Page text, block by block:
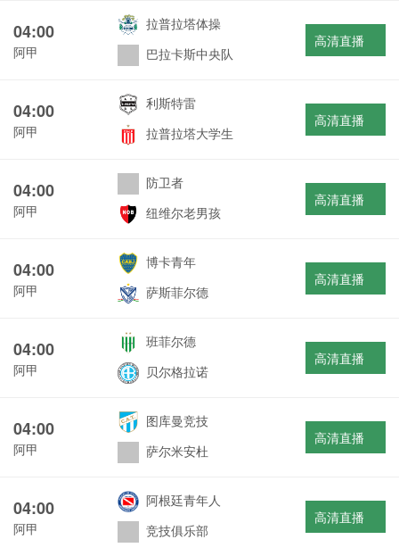
04:00
阿甲
拉普拉塔体操
巴拉卡斯中央队
高清直播
04:00
阿甲
利斯特雷
拉普拉塔大学生
高清直播
04:00
阿甲
防卫者
纽维尔老男孩
高清直播
04:00
阿甲
博卡青年
萨斯菲尔德
高清直播
04:00
阿甲
班菲尔德
贝尔格拉诺
高清直播
04:00
阿甲
图库曼竞技
萨尔米安杜
高清直播
04:00
阿甲
阿根廷青年人
竞技俱乐部
高清直播